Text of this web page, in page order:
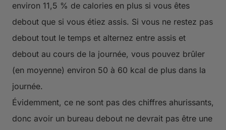
environ 11,5 % de calories en plus si vous êtes
debout que si vous étiez assis. Si vous ne restez pas
debout tout le temps et alternez entre assis et
debout au cours de la journée, vous pouvez brûler
(en moyenne) environ 50 à 60 kcal de plus dans la
journée.
Évidemment, ce ne sont pas des chiffres ahurissants,
donc avoir un bureau debout ne devrait pas être une